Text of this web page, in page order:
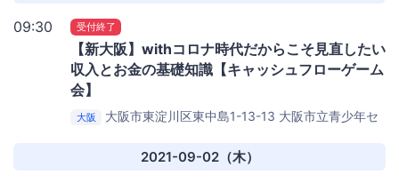
09:30 受付終了
【新大阪】withコロナ時代だからこそ見直したい
収入とお金の基礎知識【キャッシュフローゲーム
会】
大阪 大阪市東淀川区東中島1-13-13 大阪市立青少年セ
2021-09-02（木）